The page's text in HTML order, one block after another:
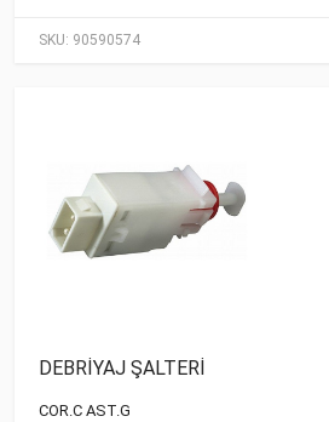
SKU: 90590574
DEBRİYAJ ŞALTERİ
COR.C AST.G